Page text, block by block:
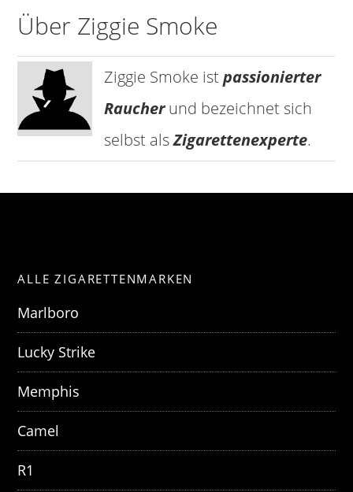
Über Ziggie Smoke
Ziggie Smoke istpassionierter
Raucherund bezeichnet sich
selbst alsZigarettenexperte.
ALLE ZIGARETTENMARKEN
Marlboro
Lucky Strike
Memphis
Camel
R1